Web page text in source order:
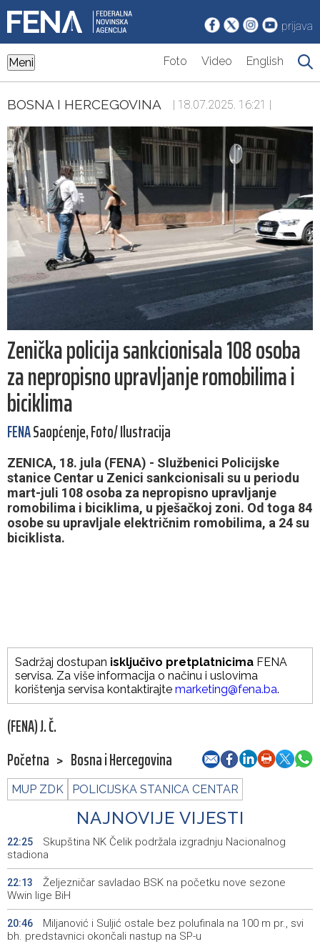
prijava
Meni Foto Video English
BOSNA I HERCEGOVINA | 18.07.2025. 16:21 |
Zenička policija sankcionisala 108 osoba
za nepropisno upravljanje romobilima i
biciklima
FENASaopćenje, Foto/ Ilustracija
ZENICA, 18. jula (FENA) - Službenici Policijske
stanice Centar u Zenici sankcionisali su u periodu
mart-juli 108 osoba za nepropisno upravljanje
romobilima i biciklima, u pješačkoj zoni. Od toga 84
osobe su upravljale električnim romobilima, a 24 su
biciklista.
Sadržaj dostupan isključivo pretplatnicima FENA
servisa. Za više informacija o načinu i uslovima
korištenja servisa kontaktirajte marketing@fena.ba.
(FENA) J. Č.
Početna > Bosna i Hercegovina
MUP ZDK POLICIJSKA STANICA CENTAR
NAJNOVIJE VIJESTI
22:25
Skupština NK Čelik podržala izgradnju Nacionalnog
stadiona
22:13
Željezničar savladao BSK na početku nove sezone
Wwin lige BiH
20:46
Miljanović i Suljić ostale bez polufinala na 100 m pr., svi
bh. predstavnici okončali nastup na SP-u